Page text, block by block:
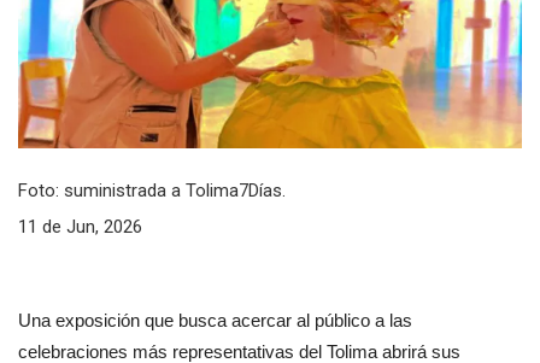
Foto: suministrada a Tolima7Días.
11 de Jun, 2026
Una exposición que busca acercar al público a las
celebraciones más representativas del Tolima abrirá sus